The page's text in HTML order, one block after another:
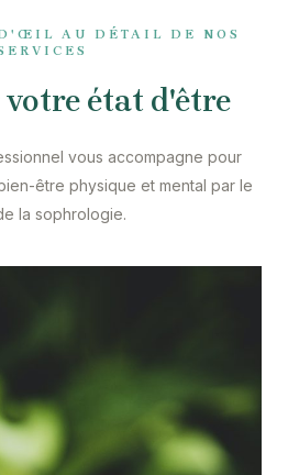
AU DÉTAIL DE NOS
état d'être
vous accompagne pour
être physique et mental par le
la sophrologie.